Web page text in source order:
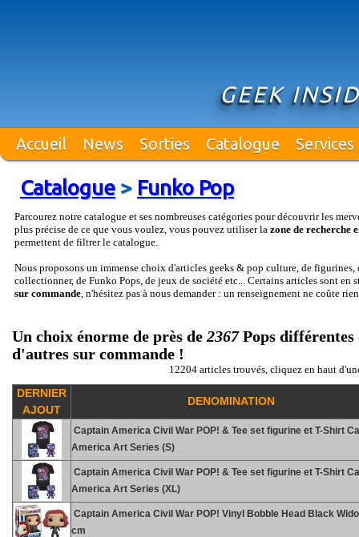
GEEK
Accueil News Sorties Catalogue Services
Catalogue> Funko Pop
Parcourez notre catalogue et ses nombreuses catégories pour découvrir les
plus précise de ce que vous voulez, vous pouvez utiliser la zone de recherche
permettent de filtrer le catalogue.
Nous proposons un immense choix d'articles geeks & pop culture, de figurines,
collectionner, de Funko Pops, de jeux de société etc... Certains articles sont en
sur commande, n'hésitez pas à nous demander : un renseignement ne coûte
Un choix énorme de près de 2367Pops différentes
d'autres sur commande !
12204 articles trouvés, cliquez en haut
DERNIER
AJOUT
DENOMINATION
Captain America Civil War POP! & Tee set figurine et T-Shirt
America Art Series (S)
Captain America Civil War POP! & Tee set figurine et T-Shirt
America Art Series (XL)
Captain America Civil War POP! Vinyl Bobble Head Black
cm